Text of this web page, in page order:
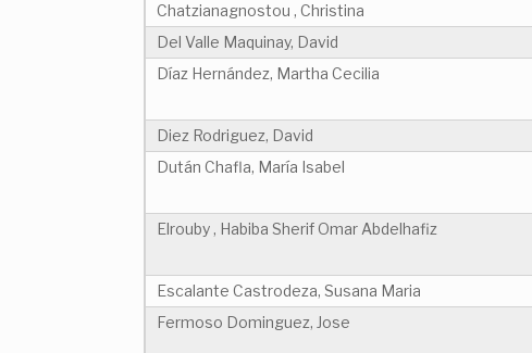
Chatzianagnostou , Christina
Del Valle Maquinay, David
Díaz Hernández, Martha Cecilia
Diez Rodriguez, David
Dután Chafla, María Isabel
Elrouby , Habiba Sherif Omar Abdelhafiz
Escalante Castrodeza, Susana Maria
Fermoso Dominguez, Jose